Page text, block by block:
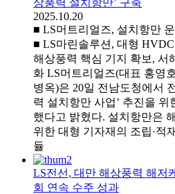
2025.10.20
■ LS머트리얼즈, 설치항만
■ LS마린솔루션, 대형
해상풍력 핵심 기지 확보, 서
화 LS머트리얼즈(대표 홍영
병옥)은 20일 전남도청에서
력 설치항만 사업’ 추진을
했다고 밝혔다. 설치항만은
위한 대형 기자재의 조립·적
듈
LS전선, 대만 해상풍력 해저
회 연속 수주 성과